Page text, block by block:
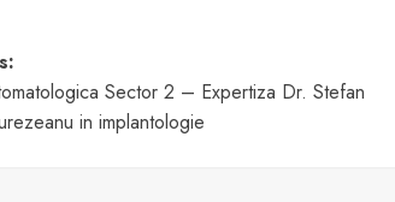
Sector 2 – Expertiza Dr. Stefan
in implantologie